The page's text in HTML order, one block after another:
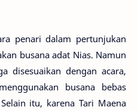
penari dalam pertunjukan
busana adat Nias. Namun
disesuaikan dengan acara,
busana bebas
itu, karena Tari Maena